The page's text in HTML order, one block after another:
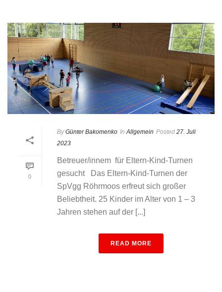
0
By Günter Bakomenko In Allgemein Posted 27. Juli
2023
Betreuer/innem für Eltern-Kind-Turnen
gesucht Das Eltern-Kind-Turnen der
SpVgg Röhrmoos erfreut sich großer
Beliebtheit. 25 Kinder im Alter von 1 – 3
Jahren stehen auf der [...]
READ MORE